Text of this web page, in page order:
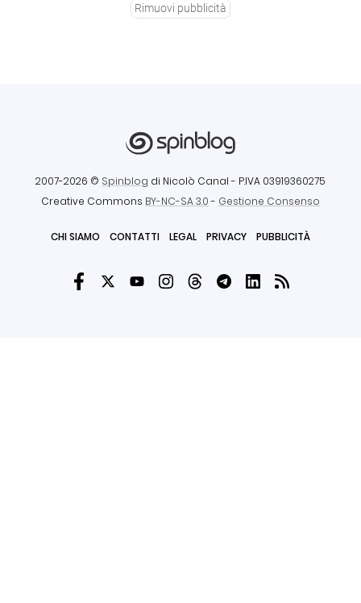
Rimuovi pubblicità
2007-2026 © Spinblog di Nicolò Canal - P.IVA 03919360275
Creative Commons BY-NC-SA 3.0- Gestione Consenso
CHI SIAMO CONTATTI LEGAL PRIVACY PUBBLICITÀ